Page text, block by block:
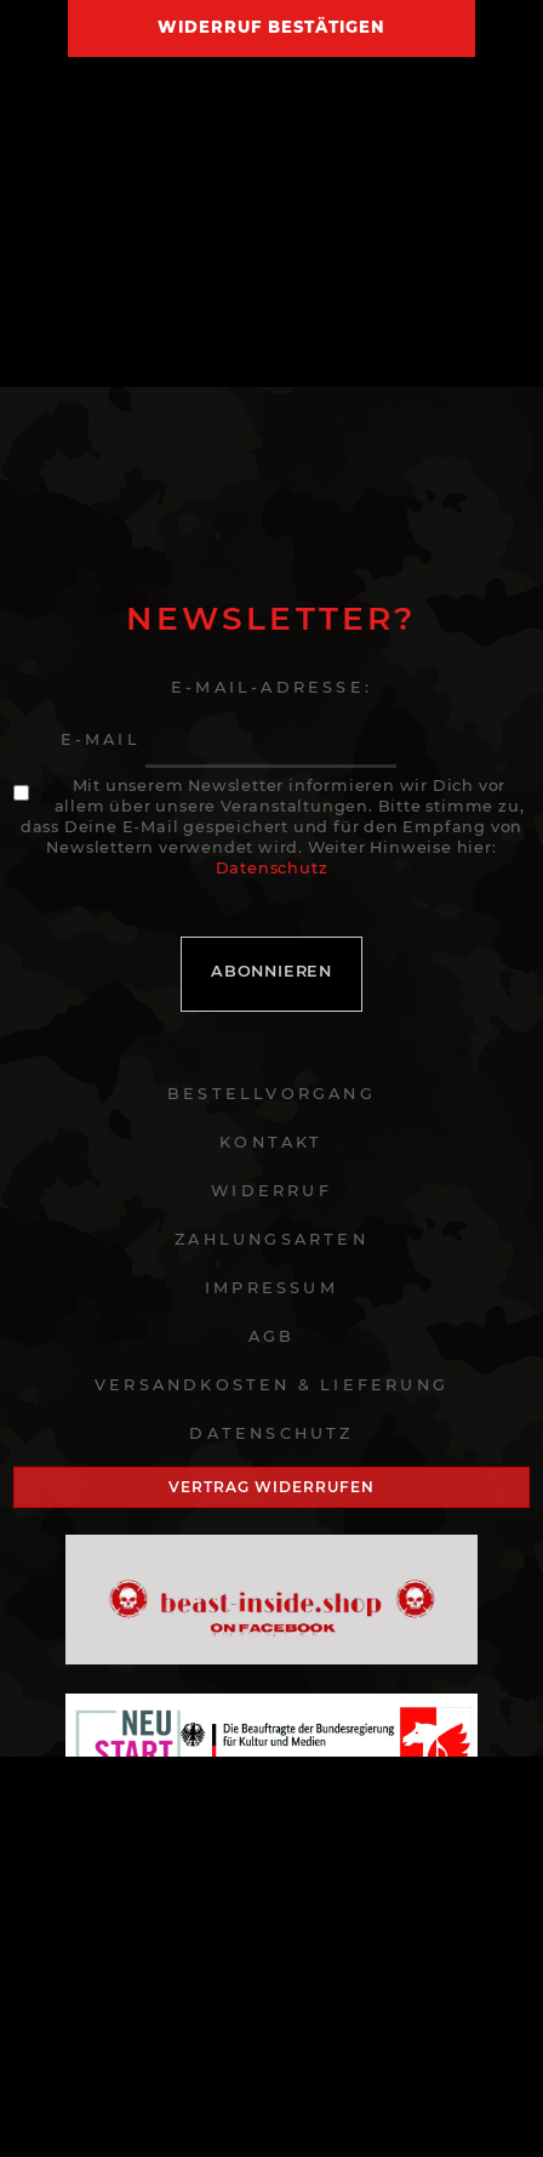
WIDERRUF BESTÄTIGEN
NEWSLETTER?
E-MAIL-ADRESSE:
E-MAIL
Mit unserem Newsletter informieren wir Dich vor
allem über unsere Veranstaltungen. Bitte stimme zu,
dass Deine E-Mail gespeichert und für den Empfang von
Newslettern verwendet wird. Weiter Hinweise hier:
Datenschutz
BESTELLVORGANG
KONTAKT
WIDERRUF
ZAHLUNGSARTEN
IMPRESSUM
AGB
VERSANDKOSTEN & LIEFERUNG
DATENSCHUTZ
VERTRAG WIDERRUFEN